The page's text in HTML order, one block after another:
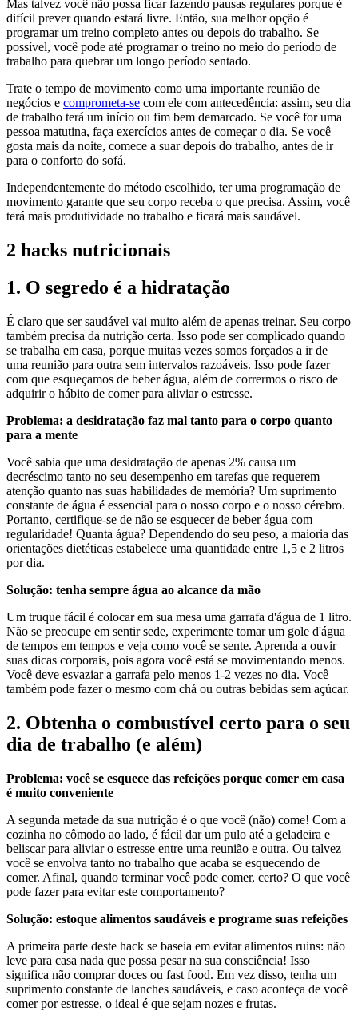
Mas talvez você não possa ficar fazendo pausas regulares porque é
difícil prever quando estará livre. Então, sua melhor opção é
programar um treino completo antes ou depois do trabalho. Se
possível, você pode até programar o treino no meio do período de
trabalho para quebrar um longo período sentado.
Trate o tempo de movimento como uma importante reunião de
negócios e comprometa-se com ele com antecedência: assim, seu dia
de trabalho terá um início ou fim bem demarcado. Se você for uma
pessoa matutina, faça exercícios antes de começar o dia. Se você
gosta mais da noite, comece a suar depois do trabalho, antes de ir
para o conforto do sofá.
Independentemente do método escolhido, ter uma programação de
movimento garante que seu corpo receba o que precisa. Assim, você
terá mais produtividade no trabalho e ficará mais saudável.
2 hacks nutricionais
1. O segredo é a hidratação
É claro que ser saudável vai muito além de apenas treinar. Seu corpo
também precisa da nutrição certa. Isso pode ser complicado quando
se trabalha em casa, porque muitas vezes somos forçados a ir de
uma reunião para outra sem intervalos razoáveis. Isso pode fazer
com que esqueçamos de beber água, além de corrermos o risco de
adquirir o hábito de comer para aliviar o estresse.
Problema: a desidratação faz mal tanto para o corpo quanto
para a mente
Você sabia que uma desidratação de apenas 2% causa um
decréscimo tanto no seu desempenho em tarefas que requerem
atenção quanto nas suas habilidades de memória? Um suprimento
constante de água é essencial para o nosso corpo e o nosso cérebro.
Portanto, certifique-se de não se esquecer de beber água com
regularidade! Quanta água? Dependendo do seu peso, a maioria das
orientações dietéticas estabelece uma quantidade entre 1,5 e 2 litros
por dia.
Solução: tenha sempre água ao alcance da mão
Um truque fácil é colocar em sua mesa uma garrafa d'água de 1 litro.
Não se preocupe em sentir sede, experimente tomar um gole d'água
de tempos em tempos e veja como você se sente. Aprenda a ouvir
suas dicas corporais, pois agora você está se movimentando menos.
Você deve esvaziar a garrafa pelo menos 1-2 vezes no dia. Você
também pode fazer o mesmo com chá ou outras bebidas sem açúcar.
2. Obtenha o combustível certo para o seu
dia de trabalho (e além)
Problema: você se esquece das refeições porque comer em casa
é muito conveniente
A segunda metade da sua nutrição é o que você (não) come! Com a
cozinha no cômodo ao lado, é fácil dar um pulo até a geladeira e
beliscar para aliviar o estresse entre uma reunião e outra. Ou talvez
você se envolva tanto no trabalho que acaba se esquecendo de
comer. Afinal, quando terminar você pode comer, certo? O que você
pode fazer para evitar este comportamento?
Solução: estoque alimentos saudáveis e programe suas refeições
A primeira parte deste hack se baseia em evitar alimentos ruins: não
leve para casa nada que possa pesar na sua consciência! Isso
significa não comprar doces ou fast food. Em vez disso, tenha um
suprimento constante de lanches saudáveis, e caso aconteça de você
comer por estresse, o ideal é que sejam nozes e frutas.